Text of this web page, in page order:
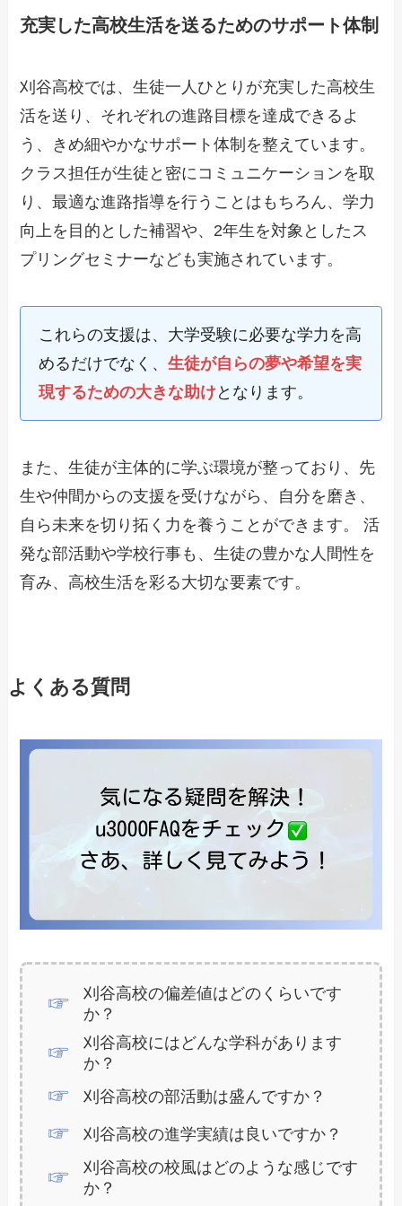
充実した高校生活を送るためのサポート体制
刈谷高校では、生徒一人ひとりが充実した高校生
活を送り、それぞれの進路目標を達成できるよ
う、きめ細やかなサポート体制を整えています。
クラス担任が生徒と密にコミュニケーションを取
り、最適な進路指導を行うことはもちろん、学力
向上を目的とした補習や、2年生を対象としたス
プリングセミナーなども実施されています。
これらの支援は、大学受験に必要な学力を高
めるだけでなく、生徒が自らの夢や希望を実
現するための大きな助けとなります。
また、生徒が主体的に学ぶ環境が整っており、先
生や仲間からの支援を受けながら、自分を磨き、
自ら未来を切り拓く力を養うことができます。 活
発な部活動や学校行事も、生徒の豊かな人間性を
育み、高校生活を彩る大切な要素です。
よくある質問
刈谷高校の偏差値はどのくらいです
か？
刈谷高校にはどんな学科があります
か？
刈谷高校の部活動は盛んですか？
刈谷高校の進学実績は良いですか？
刈谷高校の校風はどのような感じです
か？